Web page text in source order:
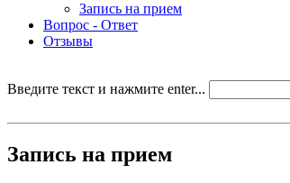
Запись на прием
Вопрос - Ответ
Отзывы
Введите текст и нажмите enter...
Запись на прием